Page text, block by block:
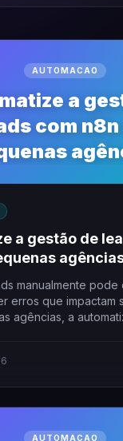
AUTOMACAO
a
com n8n
a gestão de
manualmente pode
erros que impactam
agências, a
AUTOMACAO